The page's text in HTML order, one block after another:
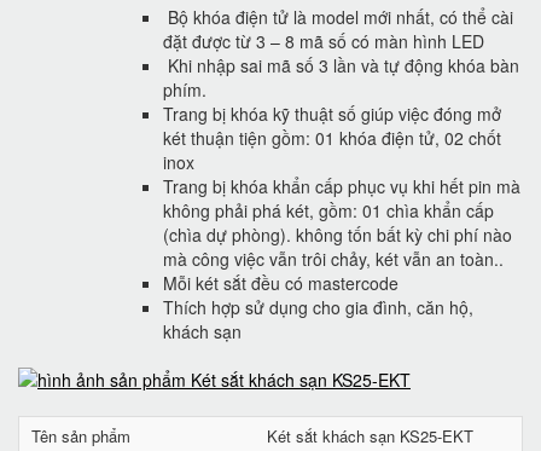
Bộ khóa điện tử là model mới nhất, có thể cài
đặt được từ 3 – 8 mã số có màn hình LED
Khi nhập sai mã số 3 lần và tự động khóa bàn
phím.
Trang bị khóa kỹ thuật số giúp việc đóng mở
két thuận tiện gồm: 01 khóa điện tử, 02 chốt
inox
Trang bị khóa khẩn cấp phục vụ khi hết pin mà
không phải phá két, gồm: 01 chìa khẩn cấp
(chìa dự phòng). không tốn bất kỳ chi phí nào
mà công việc vẫn trôi chảy, két vẫn an toàn..
Mỗi két sắt đều có mastercode
Thích hợp sử dụng cho gia đình, căn hộ,
khách sạn
Tên sản phẩm
Két sắt khách sạn KS25-EKT